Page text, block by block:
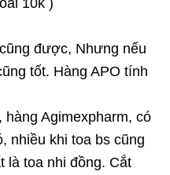
10k )
được, Nhưng nếu
tốt. Hàng APO tính
Agimexpharm, có
nhiều khi toa bs cũng
là toa nhi đồng. Cắt